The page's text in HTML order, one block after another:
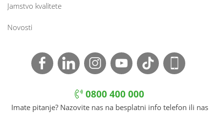
Jamstvo kvalitete
Novosti
0800 400 000
Imate pitanje? Nazovite nas na besplatni info telefon ili nas